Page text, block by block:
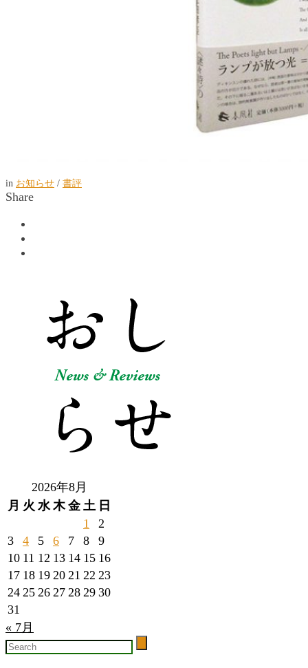
in お知らせ / 書評
Share
2026年8月
月 火 水 木 金 土 日
1
2
3
4 5 6 7 8
9
10 11 12 13 14 15 16
17 18 19 20 21 22 23
24 25 26 27 28 29 30
31
« 7月